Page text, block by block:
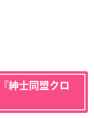
紳士同盟クロ